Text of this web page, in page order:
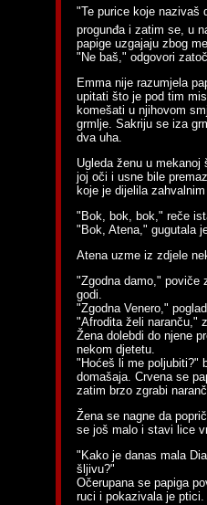
"Te purice koje nazivaš
progunđa i zatim se, u
papige uzgajaju zbog
"Ne baš," odgovori
Emma nije razumjela
upitati što je pod tim
komešati u njihovom
grmlje. Sakriju se iza
dva uha.
Ugleda ženu u
joj oči i usne bile
koje je dijelila
"Bok, bok, bok," reče
"Bok, Atena," gugutala
Atena uzme iz zdjele
"Zgodna damo," poviče
godi.
"Zgodna Venero,"
"Afrodita želi naranču,"
Žena dolebdi do njene
nekom djetetu.
"Hoćeš li me poljubiti?"
domašaja. Crvena se
zatim brzo zgrabi
Žena se nagne da
se još malo i stavi lice
"Kako je danas mala
šljivu?"
Očerupana se papiga
ruci i pokazivala je